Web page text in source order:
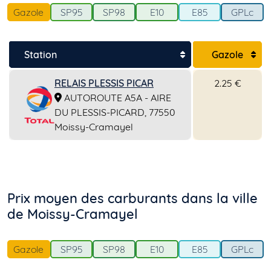
Gazole SP95 SP98 E10 E85 GPLc
Station Gazole
RELAIS PLESSIS PICAR
AUTOROUTE A5A - AIRE
DU PLESSIS-PICARD, 77550
Moissy-Cramayel
2.25 €
Prix moyen des carburants dans la ville
de Moissy-Cramayel
Gazole SP95 SP98 E10 E85 GPLc